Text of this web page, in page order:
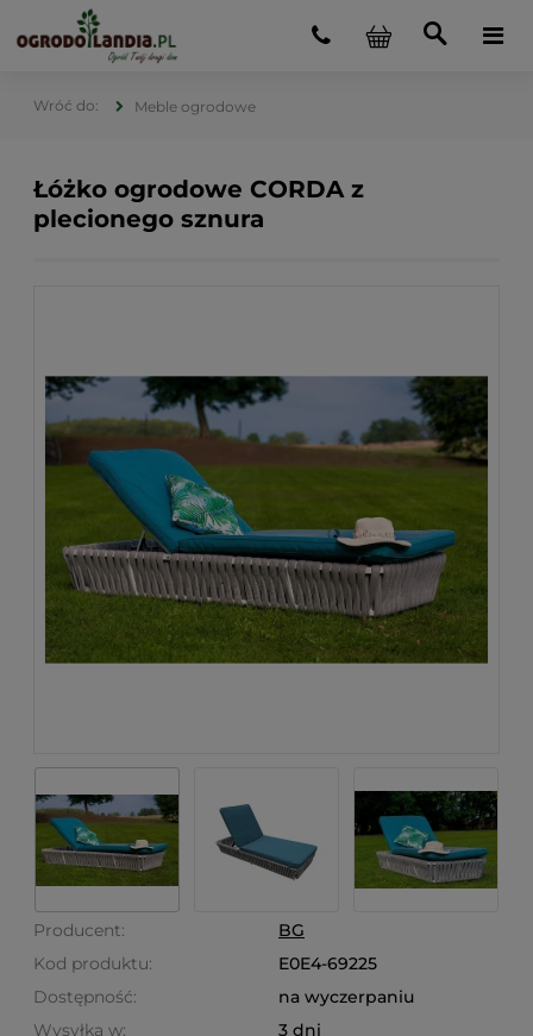
Meble ogrodowe
Łóżko ogrodowe CORDA z
plecionego sznura
Producent:
BG
Kod produktu:
E0E4-69225
Dostępność:
na wyczerpaniu
Wysyłka w:
3 dni